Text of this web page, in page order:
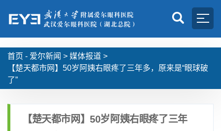
首页 - 爱尔新闻 > 媒体报道 >
【楚天都市网】50岁阿姨右眼疼了三年多，原来是“眼球破
了”
【楚天都市网】50岁阿姨右眼疼了三年